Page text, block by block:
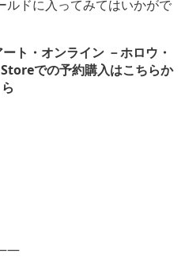
ルドに入ってみてはいかがで
ト・オンライン －ホロウ・
での予約購入はこちらか
ら